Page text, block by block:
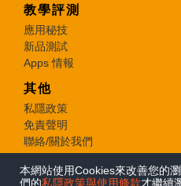
教學評測
應用秘技
新品測試
Apps 情報
其他
私隱政策
免責聲明
聯絡/關於我們
© 2026 e-zone. All Rights
本網站使用Cookies來改善您的
們的私隱政策與使用條款才繼續